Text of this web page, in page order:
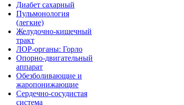
Диабет сахарный
Пульмонология
(легкие)
Желудочно-кишечный
тракт
ЛОР-органы: Горло
Опорно-двигательный
аппарат
Обезболивающие и
жаропонижающие
Сердечно-сосудистая
система